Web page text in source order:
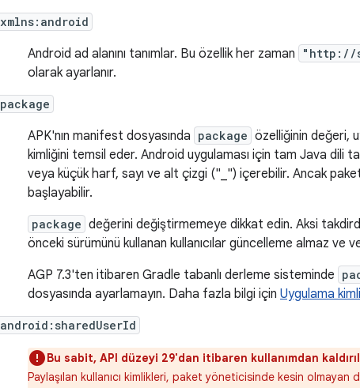
xmlns:android
Android ad alanını tanımlar. Bu özellik her zaman "http://
olarak ayarlanır.
package
APK'nın manifest dosyasında package özelliğinin değeri,
kimliğini temsil eder. Android uygulaması için tam Java dili
veya küçük harf, sayı ve alt çizgi ("_") içerebilir. Ancak
başlayabilir.
package değerini değiştirmemeye dikkat edin. Aksi
önceki sürümünü kullanan kullanıcılar güncelleme almaz ve
AGP 7.3'ten itibaren Gradle tabanlı derleme sisteminde
dosyasında ayarlamayın. Daha fazla bilgi için Uygulama
android:sharedUserId
Bu sabit, API düzeyi 29'dan itibaren kullanımdan
Paylaşılan kullanıcı kimlikleri, paket yöneticisinde kesin olmayan